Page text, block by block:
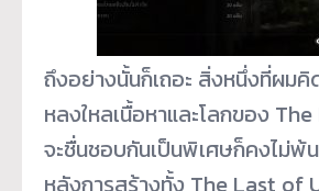
ถึงอย่างนั้นก็เถอะ สิ่งหนึ่งที่ผมคิ
หลงใหลเนื้อหาและโลกของ
จะชื่นชอบกันเป็นพิเศษก็คงไม่พ้